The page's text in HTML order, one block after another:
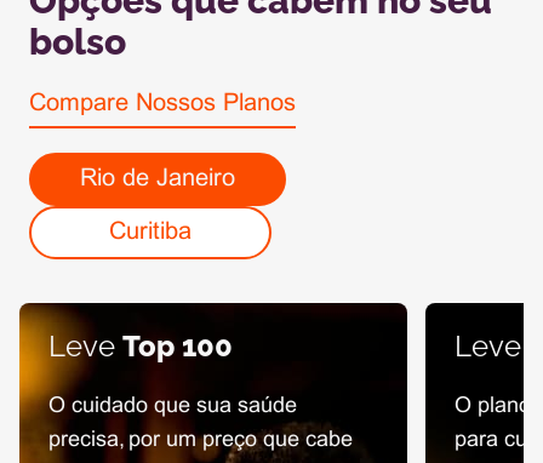
bolso
Compare Nossos Planos
Rio de Janeiro
Curitiba
Leve Top 100
O cuidado que sua saúde
precisa, por um preço que cabe
Leve
O plano
para